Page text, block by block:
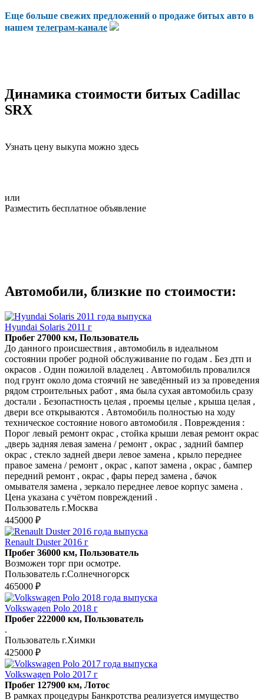
Еще больше свежих предложений о продаже битых авто в
нашем телеграм-канале
Динамика стоимости битых Cadillac
SRX
Узнать цену выкупа можно здесь
или
Разместить бесплатное объявление
Автомобили, близкие по стоимости:
Hyundai Solaris 2011 г
Пробег 27000 км, Пользователь
До данного происшествия , автомобиль в идеальном
состоянии пробег родной обслуживание по годам . Без дтп и
окрасов . Один пожилой владелец . Автомобиль провалился
под грунт около дома стоячий не заведённый из за проведения
рядом строительных работ , яма была сухая автомобиль сразу
достали . Безопастность целая , проемы целые , крыша целая ,
двери все открываются . Автомобиль полностью на ходу
техническое состояние нового автомобиля . Повреждения :
Порог левый ремонт окрас , стойка крыши левая ремонт окрас
,дверь задняя левая замена / ремонт , окрас , задний бампер
окрас , стекло задней двери левое замена , крыло переднее
правое замена / ремонт , окрас , капот замена , окрас , бампер
передний ремонт , окрас , фары перед замена , бачок
омывателя замена , зеркало переднее левое корпус замена .
Цена указана с учётом повреждений .
Пользователь г.Москва
445000 ₽
Renault Duster 2016 г
Пробег 36000 км, Пользователь
Возможен торг при осмотре.
Пользователь г.Солнечногорск
465000 ₽
Volkswagen Polo 2018 г
Пробег 222000 км, Пользователь
.
Пользователь г.Химки
425000 ₽
Volkswagen Polo 2017 г
Пробег 127900 км, Лотос
В рамках процедуры Банкротства реализуется имущество